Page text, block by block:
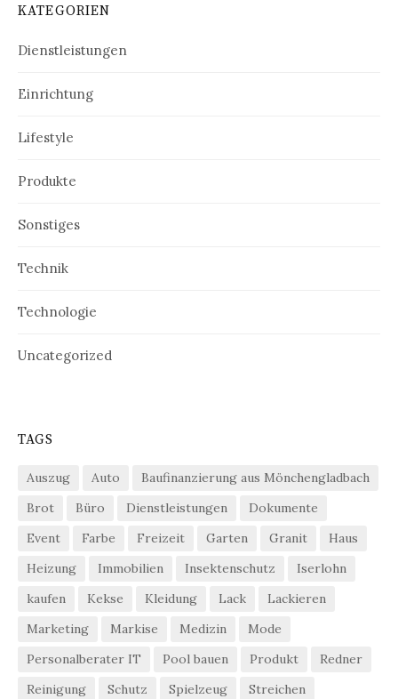
KATEGORIEN
Dienstleistungen
Einrichtung
Lifestyle
Produkte
Sonstiges
Technik
Technologie
Uncategorized
TAGS
Auszug Auto
Baufinanzierung aus Mönchengladbach
Brot
Büro Dienstleistungen
Dokumente
Event
Farbe Freizeit Garten Granit
Haus
Heizung
Immobilien Insektenschutz
Iserlohn
kaufen
Kekse Kleidung Lack
Lackieren
Marketing
Markise Medizin
Mode
Personalberater IT
Pool bauen Produkt
Redner
Reinigung
Schutz Spielzeug
Streichen